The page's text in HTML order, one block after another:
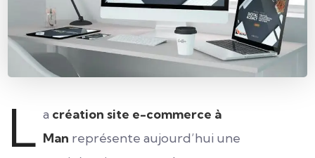
L a création site e-commerce à
Man représente aujourd’hui une